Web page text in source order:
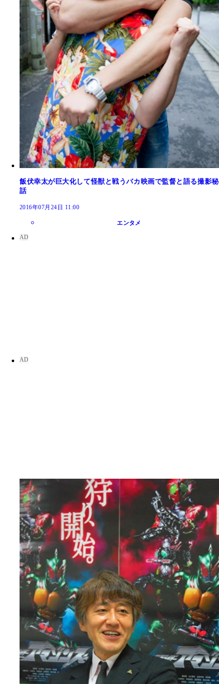
飯伏幸太が巨大化して怪獣と戦うバカ映画で監督と語る撮影秘
話
2016年07月24日 11:00
エンタメ